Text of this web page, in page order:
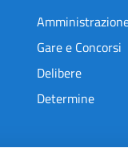
Gare e Concorsi
Delibere
Determine